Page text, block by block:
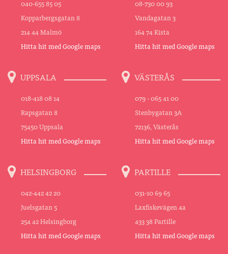
040-655 85 05
Kopparbergsgatan 8
214 44 Malmö
Hitta hit med Google maps
08-730 00 93
Vandagatan 3
164 74 Kista
Hitta hit med Google maps
UPPSALA
018-418 08 14
Rapsgatan 8
75450 Uppsala
Hitta hit med Google maps
VÄSTERÅS
079 - 065 41 00
Stenbygatan 3A
72136, Västerås
Hitta hit med Google maps
HELSINGBORG
042-442 42 20
Juelsgatan 5
254 42 Helsingborg
Hitta hit med Google maps
PARTILLE
031-10 69 65
Laxfiskevägen 4a
433 38 Partille
Hitta hit med Google maps